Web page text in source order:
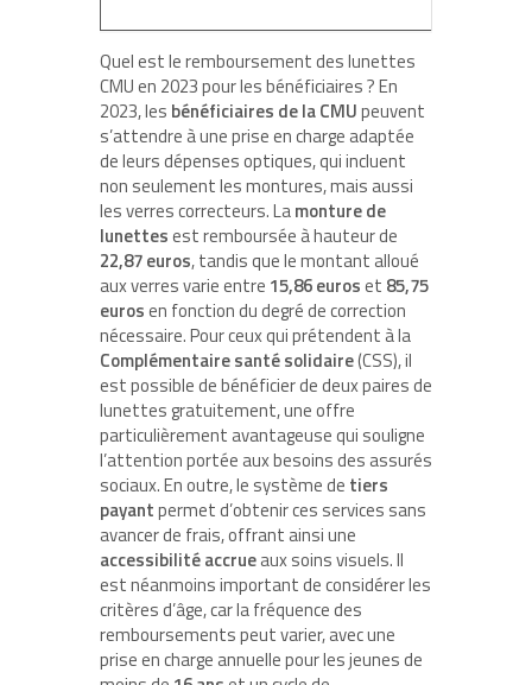
Quel est le remboursement des lunettes
CMU en 2023 pour les bénéficiaires ? En
2023, les bénéficiaires de la CMUpeuvent
s’attendre à une prise en charge adaptée
de leurs dépenses optiques, qui incluent
non seulement les montures, mais aussi
les verres correcteurs. Lamonture de
lunettesest remboursée à hauteur de
22,87 euros, tandis que le montant alloué
aux verres varie entre 15,86 euroset 85,75
eurosen fonction du degré de correction
nécessaire. Pour ceux qui prétendent à la
Complémentaire santé solidaire(CSS), il
est possible de bénéficier de deux paires de
lunettes gratuitement, une offre
particulièrement avantageuse qui souligne
l’attention portée aux besoins des assurés
sociaux. En outre, le système de tiers
payantpermet d’obtenir ces services sans
avancer de frais, offrant ainsi une
accessibilité accrueaux soins visuels. Il
est néanmoins important de considérer les
critères d’âge, car la fréquence des
remboursements peut varier, avec une
prise en charge annuelle pour les jeunes de